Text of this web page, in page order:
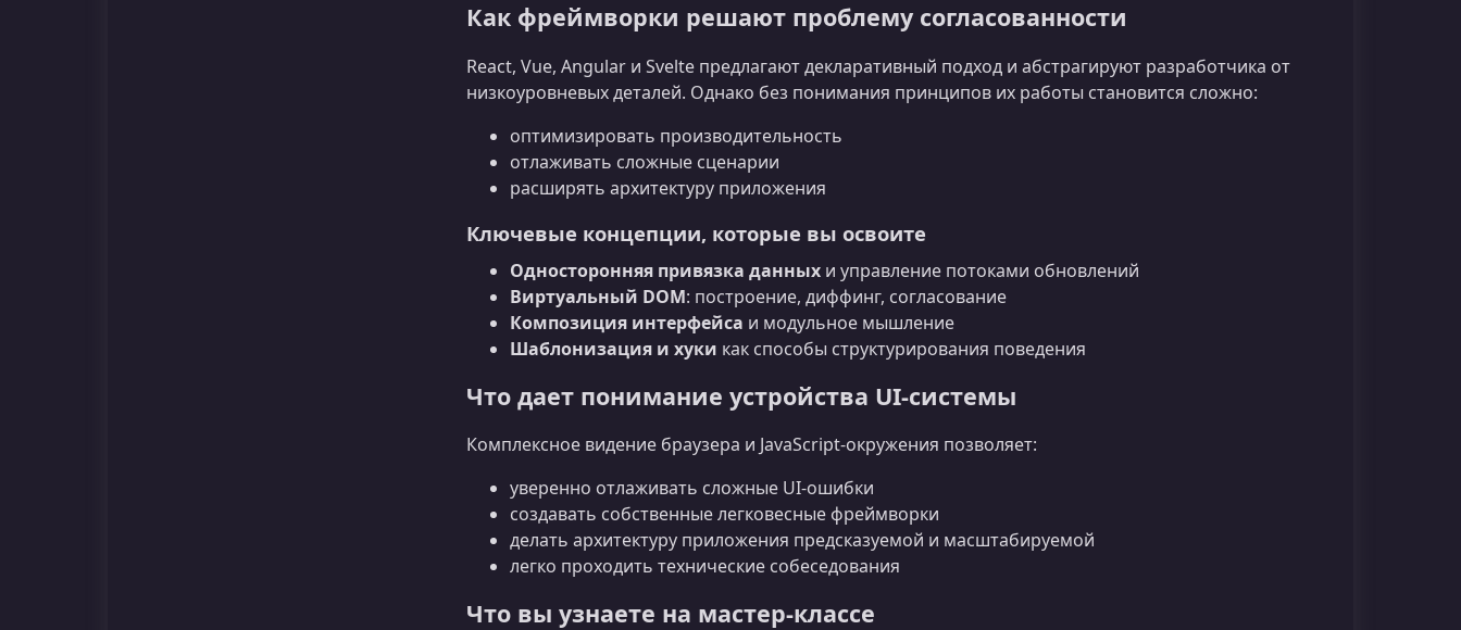
Как фреймворки решают проблему согласованности
React, Vue, Angular и Svelte предлагают декларативный подход и абстрагируют разработчика от
низкоуровневых деталей. Однако без понимания принципов их работы становится сложно:
оптимизировать производительность
отлаживать сложные сценарии
расширять архитектуру приложения
Ключевые концепции, которые вы освоите
Односторонняя привязка данных и управление потоками обновлений
Виртуальный DOM: построение, диффинг, согласование
Композиция интерфейса и модульное мышление
Шаблонизация и хуки как способы структурирования поведения
Что дает понимание устройства UI‑системы
Комплексное видение браузера и JavaScript‑окружения позволяет:
уверенно отлаживать сложные UI‑ошибки
создавать собственные легковесные фреймворки
делать архитектуру приложения предсказуемой и масштабируемой
легко проходить технические собеседования
Что вы узнаете на мастер-классе